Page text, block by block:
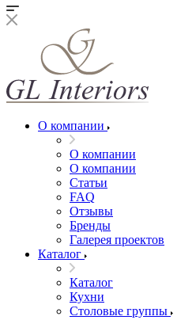
О компании
О компании
О компании
Статьи
FAQ
Отзывы
Бренды
Галерея проектов
Каталог
Каталог
Кухни
Столовые группы